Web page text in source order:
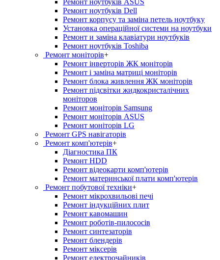
Ремонт ноутбуків ASUS
Ремонт ноутбуків Dell
Ремонт корпусу та заміна петель ноутбуку
Установка операційної системи на ноутбуки
Ремонт и заміна клавіатури ноутбуків
Ремонт ноутбуків Toshiba
Ремонт моніторів+
Ремонт інверторів ЖК моніторів
Ремонт і заміна матриці моніторів
Ремонт блока живлення ЖК моніторів
Ремонт підсвітки жидкокристалічних
моніторов
Ремонт моніторів Samsung
Ремонт моніторів ASUS
Ремонт моніторів LG
Ремонт GPS навігаторів
Ремонт комп'ютерів+
Діагностика ПК
Ремонт HDD
Ремонт відеокарти комп'ютерів
Ремонт материнської плати комп'ютерів
Ремонт побутової техніки+
Ремонт мікрохвильові печі
Ремонт індукційних плит
Ремонт кавомашин
Ремонт роботів-пилососів
Ремонт синтезаторів
Ремонт блендерiв
Ремонт мiксерiв
Ремонт електрочайників